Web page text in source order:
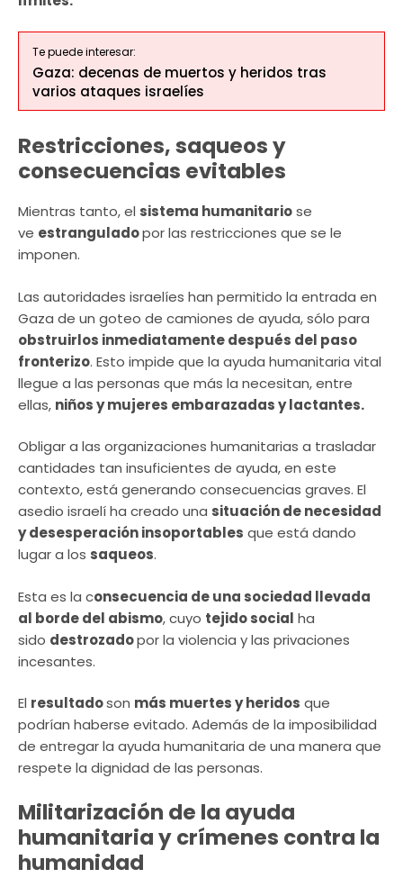
Te puede interesar:
Gaza: decenas de muertos y heridos tras
varios ataques israelíes
Restricciones, saqueos y
consecuencias evitables
Mientras tanto, el sistema humanitariose
ve estranguladopor las restricciones que se le
imponen.
Las autoridades israelíes han permitido la entrada en
Gaza de un goteo de camiones de ayuda, sólo para
obstruirlos inmediatamente después del paso
fronterizo. Esto impide que la ayuda humanitaria vital
llegue a las personas que más la necesitan, entre
ellas, niños y mujeres embarazadas y lactantes.
Obligar a las organizaciones humanitarias a trasladar
cantidades tan insuficientes de ayuda, en este
contexto, está generando consecuencias graves. El
asedio israelí ha creado una situación de necesidad
y desesperación insoportables que está dando
lugar a los saqueos.
Esta es la consecuencia de una sociedad llevada
al borde del abismo, cuyo tejido social ha
sido destrozadopor la violencia y las privaciones
incesantes.
El resultadoson más muertes y heridos que
podrían haberse evitado. Además de la imposibilidad
de entregar la ayuda humanitaria de una manera que
respete la dignidad de las personas.
Militarización de la ayuda
humanitaria y crímenes contra la
humanidad